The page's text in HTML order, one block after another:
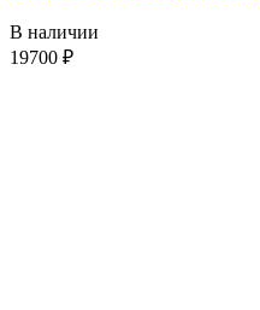
В наличии
19700 ₽